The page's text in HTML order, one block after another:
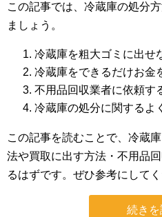
この記事では、冷蔵庫の処分
ましょう。
冷蔵庫を粗大ゴミに出せ
冷蔵庫をできるだけお金
不用品回収業者に依頼す
冷蔵庫の処分に関するよ
この記事を読むことで、冷蔵
法や買取に出す方法・不用品
るはずです。ぜひ参考にしてく
続きを